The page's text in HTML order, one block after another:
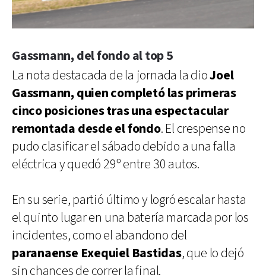
Gassmann, del fondo al top 5
La nota destacada de la jornada la dioJoel
Gassmann, quien completó las primeras
cinco posiciones tras una espectacular
remontada desde el fondo. El crespense no
pudo clasificar el sábado debido a una falla
eléctrica y quedó 29º entre 30 autos.
En su serie, partió último y logró escalar hasta
el quinto lugar en una batería marcada por los
incidentes, como el abandono del
paranaense Exequiel Bastidas, que lo dejó
sin chances de correr la final.